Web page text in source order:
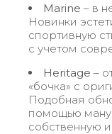
Marine – в
Новинки
спортивную
с учетом
Heritage –
«бочка» с
Подобная
помощью
собственную